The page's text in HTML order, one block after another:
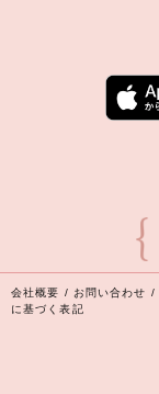
会社概要 / お問い合わせ /
に基づく表記